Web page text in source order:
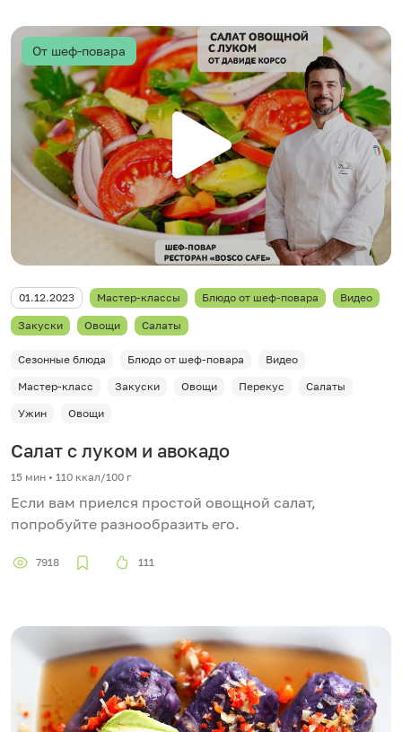
От шеф-повара
01.12.2023 Мастер-классы Блюдо от шеф-повара Видео
Закуски Овощи Салаты
Сезонные блюда Блюдо от шеф-повара
Видео
Мастер-класс
Закуски Овощи Перекус
Салаты
Ужин
Овощи
Салат с луком и авокадо
15 мин • 110 ккал/100 г
Если вам приелся простой овощной салат,
попробуйте разнообразить его.
7918 111